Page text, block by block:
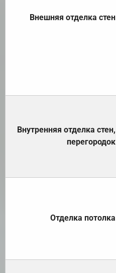
Внешняя отделка стен
Внутренняя отделка стен,
перегородок
Отделка потолка